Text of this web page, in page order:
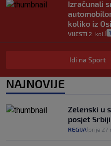
Izračunali
koliko iz
VIJESTI 2. kol.
"Kći je
1
Plenković
se dogodilo
intervencije"
30. srp.
Idi na Sport
NAJNOVIJE
Zelenski u
posjet Srbiji
REGIJA prije 27